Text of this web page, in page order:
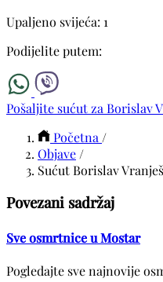
Upaljeno svijeća: 1
Podijelite putem:
Pošaljite sućut za Borislav
Početna /
Objave /
Sućut Borislav
Povezani sadržaj
Sve osmrtnice u Mostar
Pogledajte sve najnovije